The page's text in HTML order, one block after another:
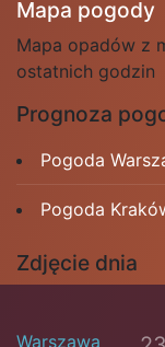
Mapa pogody
Mapa opadów z
ostatnich godzin
Prognoza
Pogoda
Pogoda
Zdjęcie dnia
Warszawa